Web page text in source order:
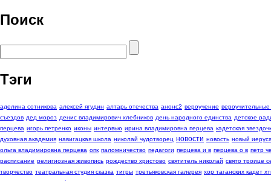
Поиск
Тэги
аделина сотникова алексей ягудин алтарь отечества анонс2 вероучение
съездов дед мороз денис владимирович хлебников день народного единства детское
перцева игорь петренко иконы интервью ирина владимировна перцева кадетская
духовная академия навигацкая школа николай чудотворец новости новость новый
ольга владимировна перцева опк паломничество педагоги перцева и в перцева о в петр
расписание религиозная живопись рождество христово святитель николай свято троице
творчество театральная студия сказка тигры третьяковская галерея хор таганских кадет